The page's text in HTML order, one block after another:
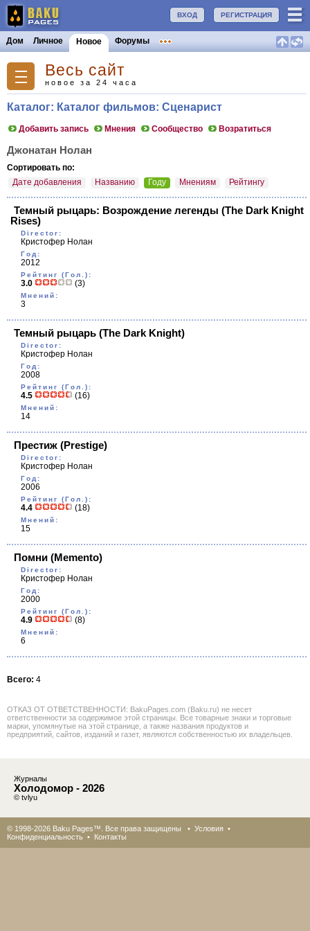
РЕГИСТРАЦИЯ
ВХОД
Дом Личное Новое Форумы
Весь сайт
новое за 24 часа
Каталог: Каталог фильмов: Сценарист
Добавить запись Мнения Сообщество Возратиться
Джонатан Нолан
Сортировать по:
Дате добавления
Названию Году Мнениям Рейтингу
Темный рыцарь: Возрождение легенды (The Dark Knight
Rises)
Director:
Кристофер Нолан
Год:
2012
Рейтинг (Гол.):
3.0 (3)
Мнений:
3
Темный рыцарь (The Dark Knight)
Director:
Кристофер Нолан
Год:
2008
Рейтинг (Гол.):
4.5 (16)
Мнений:
14
Престиж (Prestige)
Director:
Кристофер Нолан
Год:
2006
Рейтинг (Гол.):
4.4 (18)
Мнений:
15
Помни (Memento)
Director:
Кристофер Нолан
Год:
2000
Рейтинг (Гол.):
4.9 (8)
Мнений:
6
Всего: 4
ОТКАЗ ОТ ОТВЕТСТВЕННОСТИ: BakuPages.com (Baku.ru) не несет
ответственности за содержимое этой страницы. Все товарные знаки и торговые
марки, упомянутые на этой странице, а также названия продуктов и
предприятий, сайтов, изданий и газет, являются собственностью их владельцев.
Журналы
Холодомор - 2026
© tvlyu
© 1998-2026 Baku Pages™. Все права защищены • Условия •
Конфиденциальность • Контакты